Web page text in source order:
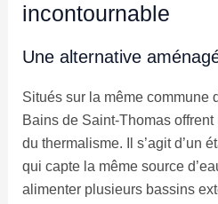
incontournable
Une alternative
Situés sur la même commune
Bains de Saint-Thomas
du thermalisme. Il s’agit d’un
qui capte la même source
alimenter plusieurs bassins